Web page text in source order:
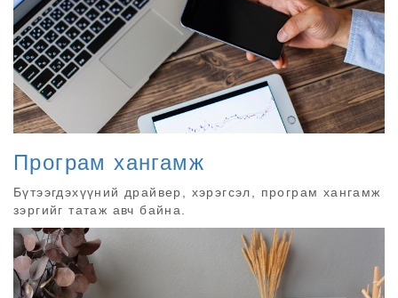
Програм хангамж
Бүтээгдэхүүний драйвер, хэрэгсэл, програм хангамж
зэргийг татаж авч байна.